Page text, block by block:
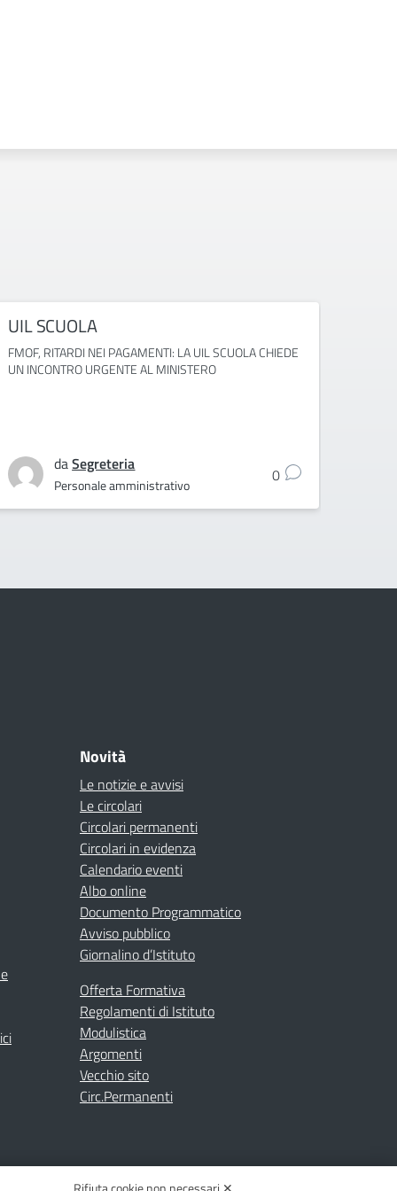
UIL SCUOLA
FMOF, RITARDI NEI PAGAMENTI: LA UIL SCUOLA CHIEDE
UN INCONTRO URGENTE AL MINISTERO
daSegreteria
Personale amministrativo 0
Novità
Le notizie e avvisi
Le circolari
Circolari permanenti
Circolari in evidenza
Calendario eventi
Albo online
Documento Programmatico
Avviso pubblico
Giornalino d’Istituto
Offerta Formativa
Regolamenti di Istituto
Modulistica
Argomenti
Vecchio sito
Circ.Permanenti